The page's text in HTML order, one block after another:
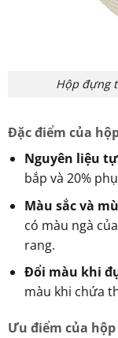
Hộp đựng
Đặc điểm của
Nguyên liệu
bắp và 20%
Màu sắc và
có màu ngà
rang.
Đổi màu khi
màu khi chứa
Ưu điểm của